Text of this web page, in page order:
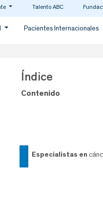
Talento ABC
Pacientes Internacionales
Índice
Contenido
especialistas en